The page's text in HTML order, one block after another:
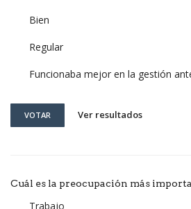
Bien
Regular
Funcionaba mejor en la gestión
VOTAR Ver resultados
Cuál es la preocupación más
Trabajo